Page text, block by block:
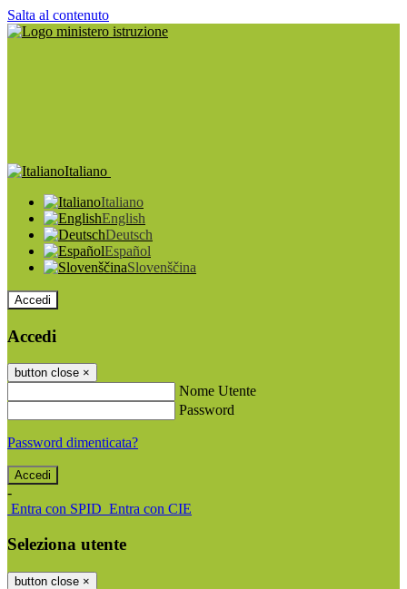
Salta al contenuto
Italiano
Italiano
English
Deutsch
Español
Slovenščina
Accedi
Accedi
button close ×
Nome Utente
Password
Password dimenticata?
-
Entra con SPID Entra con CIE
Seleziona utente
button close ×